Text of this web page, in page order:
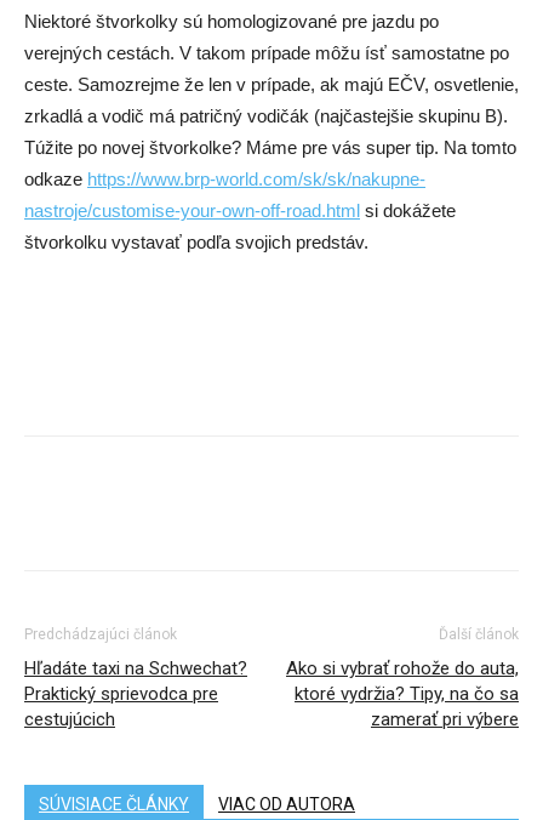
Niektoré štvorkolky sú homologizované pre jazdu po
verejných cestách. V takom prípade môžu ísť samostatne po
ceste. Samozrejme že len v prípade, ak majú EČV, osvetlenie,
zrkadlá a vodič má patričný vodičák (najčastejšie skupinu B).
Túžite po novej štvorkolke? Máme pre vás super tip. Na tomto
odkaze https://www.brp-world.com/sk/sk/nakupne-
nastroje/customise-your-own-off-road.html si dokážete
štvorkolku vystavať podľa svojich predstáv.
Predchádzajúci článok
Hľadáte taxi na Schwechat?
Praktický sprievodca pre
cestujúcich
Ďalší článok
Ako si vybrať rohože do auta,
ktoré vydržia? Tipy, na čo sa
zamerať pri výbere
SÚVISIACE ČLÁNKY VIAC OD AUTORA